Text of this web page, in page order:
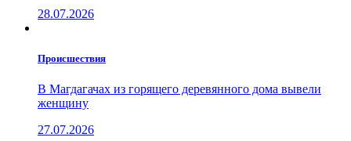
28.07.2026
Проиcшествия
В Магдагачах из горящего деревянного дома вывели
женщину
27.07.2026